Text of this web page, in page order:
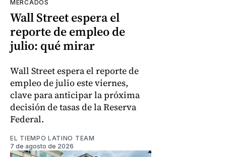
MERCADOS
Wall Street espera el
reporte de empleo de
julio: qué mirar
Wall Street espera el reporte de
empleo de julio este viernes,
clave para anticipar la próxima
decisión de tasas de la Reserva
Federal.
EL TIEMPO LATINO TEAM
7 de agosto de 2026